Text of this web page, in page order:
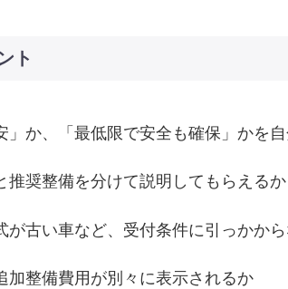
ト
」か、「最低限で安全も確保」かを
推奨整備を分けて説明してもらえるか
が古い車など、受付条件に引っかか
加整備費用が別々に表示されるか